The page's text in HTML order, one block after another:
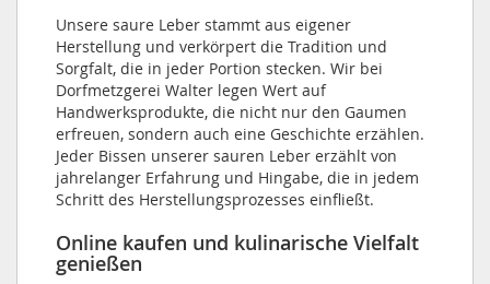
Unsere saure Leber stammt aus eigener
Herstellung und verkörpert die Tradition und
Sorgfalt, die in jeder Portion stecken. Wir bei
Dorfmetzgerei Walter legen Wert auf
Handwerksprodukte, die nicht nur den Gaumen
erfreuen, sondern auch eine Geschichte erzählen.
Jeder Bissen unserer sauren Leber erzählt von
jahrelanger Erfahrung und Hingabe, die in jedem
Schritt des Herstellungsprozesses einfließt.
Online kaufen und kulinarische Vielfalt
genießen